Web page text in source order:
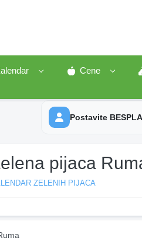
Cene
Postavite
pijaca
ZELENIH PIJACA